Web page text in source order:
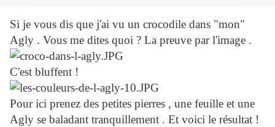
Si je vous dis que j'ai vu un crocodile dans "mon"
Agly . Vous me dites quoi ? La preuve par l'image .
C'est bluffent !
Pour ici prenez des petites pierres , une feuille et une
Agly se baladant tranquillement . Et voici le résultat !